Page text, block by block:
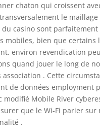
chaton qui croissent
le
du casino sont parfaitement
mobiles, bien que certains
environ revendication
quand jouer le long de
association . Cette
de données employment
modifié Mobile River
que le Wi-Fi parier sur
.